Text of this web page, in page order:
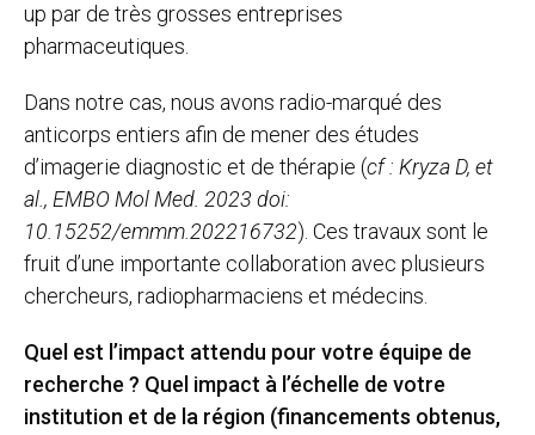
up par de très grosses entreprises
pharmaceutiques.
Dans notre cas, nous avons radio-marqué des
anticorps entiers afin de mener des études
d’imagerie diagnostic et de thérapie (cf : Kryza D, et
al., EMBO Mol Med. 2023 doi:
10.15252/emmm.202216732). Ces travaux sont le
fruit d’une importante collaboration avec plusieurs
chercheurs, radiopharmaciens et médecins.
Quel est l’impact attendu pour votre équipe de
recherche ? Quel impact à l’échelle de votre
institution et de la région (financements obtenus,